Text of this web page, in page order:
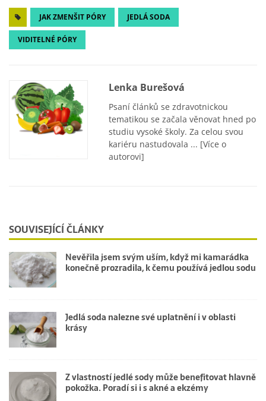
JAK ZMENŠIT PÓRY JEDLÁ SODA
VIDITELNÉ PÓRY
Lenka Burešová
Psaní článků se zdravotnickou
tematikou se začala věnovat hned po
studiu vysoké školy. Za celou svou
kariéru nastudovala ... [Více o
autorovi]
SOUVISEJÍCÍ ČLÁNKY
Nevěřila jsem svým uším, když mi kamarádka
konečně prozradila, k čemu používá jedlou sodu
Jedlá soda nalezne své uplatnění i v oblasti
krásy
Z vlastností jedlé sody může benefitovat hlavně
pokožka. Poradí si i s akné a ekzémy